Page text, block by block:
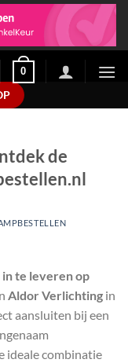
0
de
te leveren op
Aldor Verlichting in
aansluiten bij een
ideale combinatie